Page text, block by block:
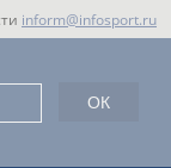
inform@infosport.ru